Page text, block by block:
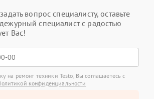
вопрос специалисту, оставьте
специалист с радостью
Вас!
на ремонт техники Testo, Вы соглашаетесь с
конфиденциальности